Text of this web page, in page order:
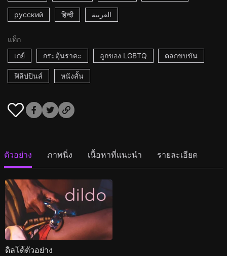
русский हिन्दी العربية
แท็ก
เกย์
กระตุ้นราคะ ลูกของ LGBTQ ตลกขบขัน
ฟิลิปปินส์ หนังสั้น
ตัวอย่าง ภาพนิ่ง เนื้อหาที่แนะนำ รายละเอียด
ดิลโด้ตัวอย่าง